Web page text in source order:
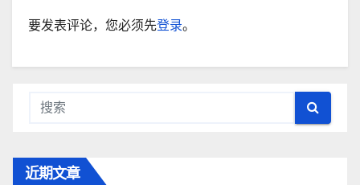
要发表评论，您必须先登录。
近期文章